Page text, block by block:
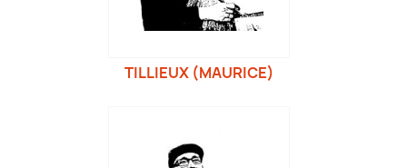
TILLIEUX (MAURICE)